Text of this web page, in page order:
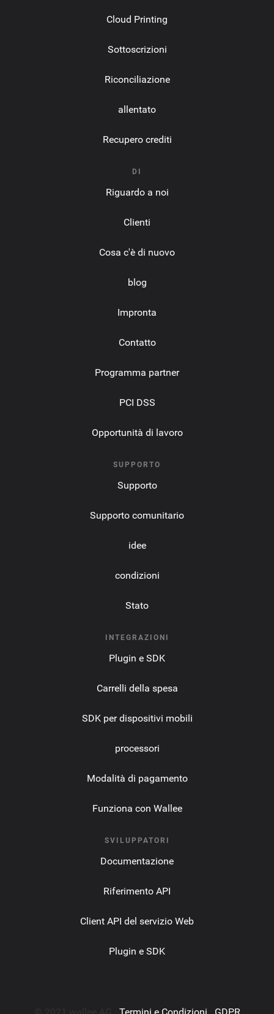
Cloud Printing
Sottoscrizioni
Riconciliazione
allentato
Recupero crediti
DI
Riguardo a noi
Clienti
Cosa c'è di nuovo
blog
Impronta
Contatto
Programma partner
PCI DSS
Opportunità di lavoro
SUPPORTO
Supporto
Supporto comunitario
idee
condizioni
Stato
INTEGRAZIONI
Plugin e SDK
Carrelli della spesa
SDK per dispositivi mobili
processori
Modalità di pagamento
Funziona con Wallee
SVILUPPATORI
Documentazione
Riferimento API
Client API del servizio Web
Plugin e SDK